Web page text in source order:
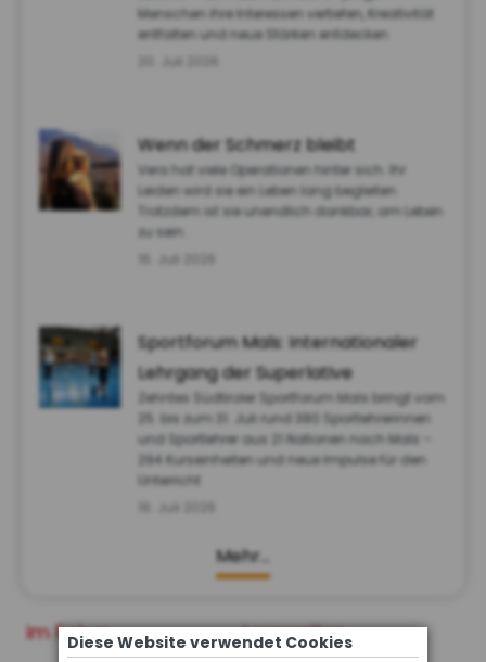
Menschen ihre Interessen vertiefen, Kreativität
entfalten und neue Stärken entdecken
Wenn der Schmerz bleibt
Vera hat viele Operationen hinter sich. Ihr
Leiden wird sie ein Leben lang begleiten.
Trotzdem ist sie unendlich dankbar, am Leben
zu sein.
Sportforum Mals: Internationaler
Lehrgang der Superlative
Zehntes Südtiroler Sportforum Mals bringt vom
25. bis zum 31. Juli rund 380 Sportlehrerinnen
und Sportlehrer aus 21 Nationen nach Mals –
294 Kurseinheiten und neue Impulse für den
Unterricht
Mehr…
im Fokus Lernwelten
Diese Website verwendet Cookies